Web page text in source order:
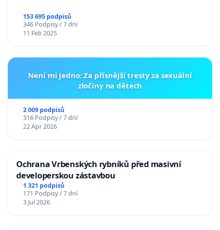
153 695 podpisů
346 Podpisy / 7 dní
11 Feb 2025
Není mi jedno: Za přísnější tresty za sexuální
zločiny na dětech
2 009 podpisů
316 Podpisy / 7 dní
22 Apr 2026
Ochrana Vrbenských rybníků před masivní
developerskou zástavbou
1 321 podpisů
171 Podpisy / 7 dní
3 Jul 2026